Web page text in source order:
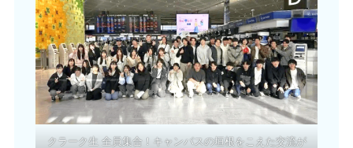
クラーク生 全員集合！キャンパスの垣根をこえた交流が